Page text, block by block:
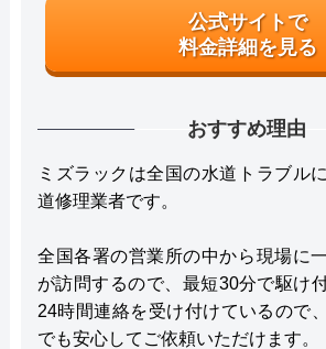
公式サイトで
料金詳細を見る
おすすめ理由
ミズラックは全国の水道トラブル
道修理業者です。
全国各署の営業所の中から現場に
が訪問するので、最短30分で駆け
24時間連絡を受け付けているので
でも安心してご依頼いただけます。